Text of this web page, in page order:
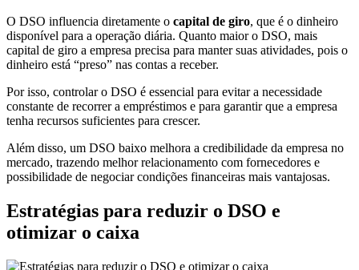
O DSO influencia diretamente o capital de giro, que é o dinheiro
disponível para a operação diária. Quanto maior o DSO, mais
capital de giro a empresa precisa para manter suas atividades, pois o
dinheiro está “preso” nas contas a receber.
Por isso, controlar o DSO é essencial para evitar a necessidade
constante de recorrer a empréstimos e para garantir que a empresa
tenha recursos suficientes para crescer.
Além disso, um DSO baixo melhora a credibilidade da empresa no
mercado, trazendo melhor relacionamento com fornecedores e
possibilidade de negociar condições financeiras mais vantajosas.
Estratégias para reduzir o DSO e
otimizar o caixa